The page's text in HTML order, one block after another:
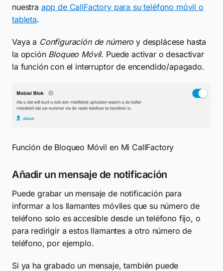
nuestra app de CallFactory para su teléfono móvil o
tableta.
Vaya a Configuración de número y desplácese hasta
la opción Bloqueo Móvil. Puede activar o desactivar
la función con el interruptor de encendido/apagado.
Función de Bloqueo Móvil en Mi CallFactory
Añadir un mensaje de notificación
Puede grabar un mensaje de notificación para
informar a los llamantes móviles que su número de
teléfono solo es accesible desde un teléfono fijo, o
para redirigir a estos llamantes a otro número de
teléfono, por ejemplo.
Si ya ha grabado un mensaje, también puede